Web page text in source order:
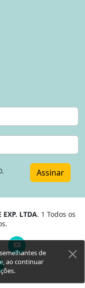
Assinar
LTDA. 1 Todos os
de
e, ao continuar